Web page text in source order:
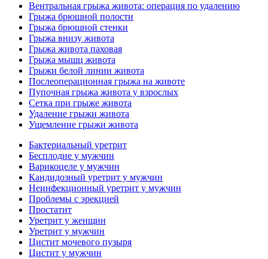
Вентральная грыжа живота: операция по удалению
Грыжа брюшной полости
Грыжа брюшной стенки
Грыжа внизу живота
Грыжа живота паховая
Грыжа мышц живота
Грыжи белой линии живота
Послеоперационная грыжа на животе
Пупочная грыжа живота у взрослых
Сетка при грыже живота
Удаление грыжи живота
Ущемление грыжи живота
Бактериальный уретрит
Бесплодие у мужчин
Варикоцеле у мужчин
Кандидозный уретрит у мужчин
Неинфекционный уретрит у мужчин
Проблемы с эрекцией
Простатит
Уретрит у женщин
Уретрит у мужчин
Цистит мочевого пузыря
Цистит у мужчин